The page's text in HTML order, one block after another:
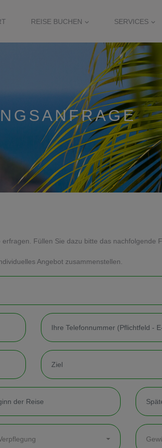
REISE BUCHEN SERVICES
Füllen Sie dazu bitte das nachfolgende
Angebot zusammenstellen.